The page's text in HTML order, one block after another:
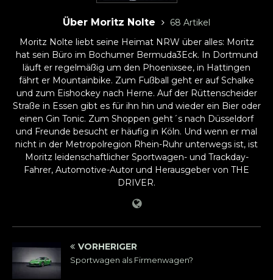
Über Moritz Nolte
68 Artikel
Moritz Nolte liebt seine Heimat NRW über alles: Moritz
hat sein Büro im Bochumer Bermuda3Eck. In Dortmund
läuft er regelmäßig um den Phoenixsee, in Hattingen
fährt er Mountainbike. Zum Fußball geht er auf Schalke
und zum Eishockey nach Herne. Auf der Rüttenscheider
Straße in Essen gibt es für ihn hin und wieder ein Bier oder
einen Gin Tonic. Zum Shoppen geht´s nach Düsseldorf
und Freunde besucht er häufig in Köln. Und wenn er mal
nicht in der Metropolregion Rhein-Ruhr unterwegs ist, ist
Moritz leidenschaftlicher Sportwagen- und Trackday-
Fahrer, Automotive-Autor und Herausgeber von THE
DRIVER.
VORHERIGER
Sportwagen als Firmenwagen?